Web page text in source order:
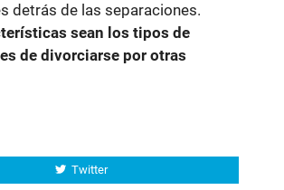
detrás de las separaciones.
sean los tipos de
de divorciarse por otras
Twitter